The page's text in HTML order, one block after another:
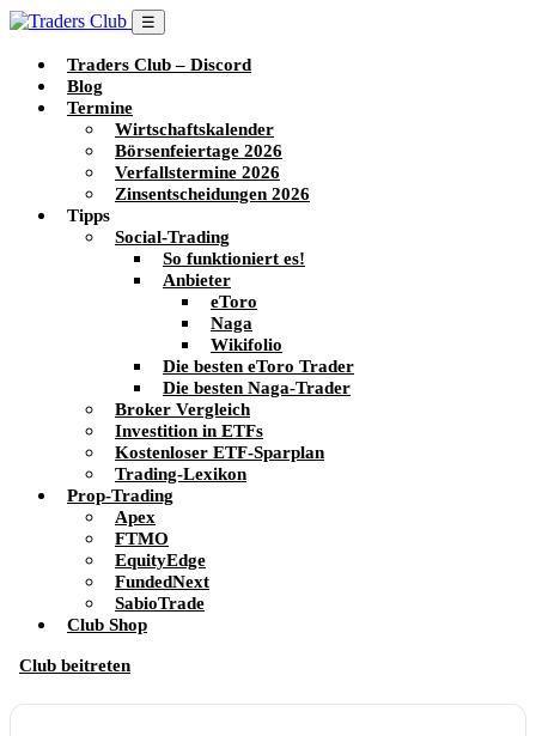
☰
Traders Club – Discord
Blog
Termine
Wirtschaftskalender
Börsenfeiertage 2026
Verfallstermine 2026
Zinsentscheidungen 2026
Tipps
Social-Trading
So funktioniert es!
Anbieter
eToro
Naga
Wikifolio
Die besten eToro Trader
Die besten Naga-Trader
Broker Vergleich
Investition in ETFs
Kostenloser ETF-Sparplan
Trading-Lexikon
Prop-Trading
Apex
FTMO
EquityEdge
FundedNext
SabioTrade
Club Shop
Club beitreten